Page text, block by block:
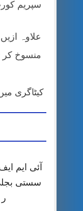
سپریم
علاوہ
منسوخ کر تے ہوئے ان پر
کیٹاگری
آئی ایم
سستی